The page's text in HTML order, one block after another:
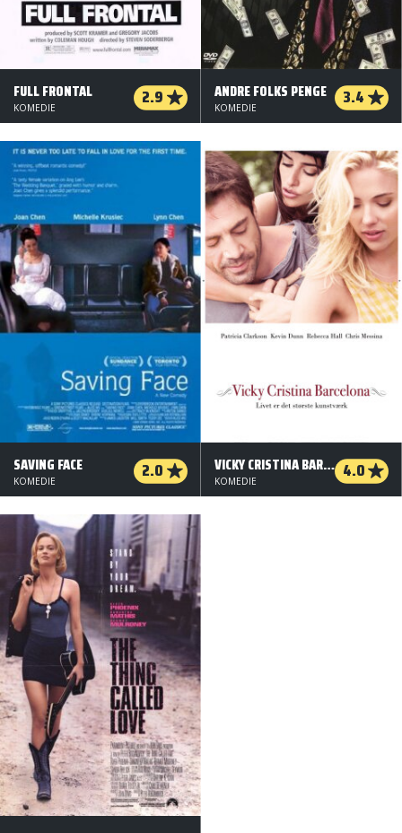
FULL FRONTAL 2.9
KOMEDIE
ANDRE FOLKS PENGE 3.4
KOMEDIE
SAVING FACE 2.0
KOMEDIE
VICKY CRISTINA BARCELONA 4.0
KOMEDIE